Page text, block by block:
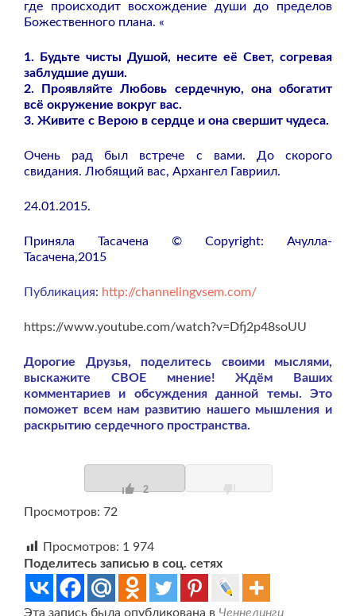
где происходит восхождение души до пределов
Божественного плана. «
1. Будьте чисты Душой, несите её Свет, согревая
заблудшие души.
2. Проявляйте Любовь сердечную, она обогатит
всё окружение вокруг вас.
3. Живите с Верою в сердце и она свершит чудеса.
Очень рад был встрече с вами. До скорого
свидания. Любящий вас, Архангел Гавриил.
24.01.2015.
Приняла Тасачена © Copyright: Ачулла-
Тасачена,2015
Публикация: http://channelingvsem.com/
https://www.youtube.com/watch?v=Dfj2p48soUU
Дорогие Друзья, поделитесь своими мыслями,
выскажите СВОЕ мнение! Ждём Ваших
комментариев и обсуждения данной темы. Это
поможет всем нам развитию нашего мышления и
раскрытию сердечного пространства.
2
Просмотров: 72
Просмотров: 1 974
Поделитесь записью в соц. сетях
Эта запись была опубликована в Ченнелинги